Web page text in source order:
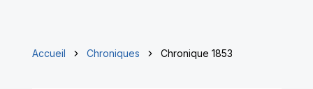
Accueil Chroniques Chronique 1853